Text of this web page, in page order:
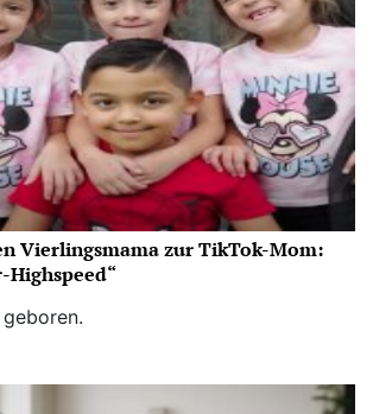
Vierlingsmama zur TikTok-Mom:
Highspeed“